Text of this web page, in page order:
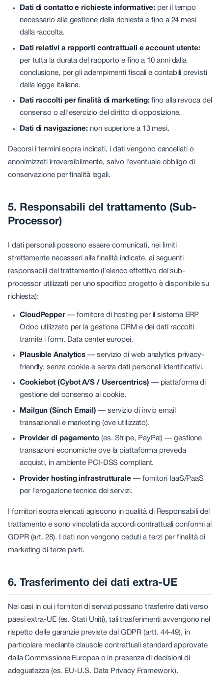
Dati di contatto e richieste informative: per il tempo
necessario alla gestione della richiesta e fino a 24 mesi
dalla raccolta.
Dati relativi a rapporti contrattuali e account utente:
per tutta la durata del rapporto e fino a 10 anni dalla
conclusione, per gli adempimenti fiscali e contabili previsti
dalla legge italiana.
Dati raccolti per finalità di marketing: fino alla revoca del
consenso o all'esercizio del diritto di opposizione.
Dati di navigazione: non superiore a 13 mesi.
Decorsi i termini sopra indicati, i dati vengono cancellati o
anonimizzati irreversibilmente, salvo l'eventuale obbligo di
conservazione per finalità legali.
5. Responsabili del trattamento (Sub-
Processor)
I dati personali possono essere comunicati, nei limiti
strettamente necessari alle finalità indicate, ai seguenti
responsabili del trattamento (l'elenco effettivo dei sub-
processor utilizzati per uno specifico progetto è disponibile su
richiesta):
CloudPepper — fornitore di hosting per il sistema ERP
Odoo utilizzato per la gestione CRM e dei dati raccolti
tramite i form. Data center europei.
Plausible Analytics —servizio di web analytics privacy-
friendly, senza cookie e senza dati personali identificativi.
Cookiebot (Cybot A/S / Usercentrics) — piattaforma di
gestione del consenso ai cookie.
Mailgun (Sinch Email) — servizio di invio email
transazionali e marketing (ove utilizzato).
Provider di pagamento (es. Stripe, PayPal) — gestione
transazioni economiche ove la piattaforma preveda
acquisti, in ambiente PCI-DSS compliant.
Provider hosting infrastrutturale — fornitori IaaS/PaaS
per l'erogazione tecnica dei servizi.
I fornitori sopra elencati agiscono in qualità di Responsabili del
trattamento e sono vincolati da accordi contrattuali conformi al
GDPR (art. 28). I dati non vengono ceduti a terzi per finalità di
marketing di terze parti.
6. Trasferimento dei dati extra-UE
Nei casi in cui i fornitori di servizi possano trasferire dati verso
paesi extra-UE (es. Stati Uniti), tali trasferimenti avvengono nel
rispetto delle garanzie previste dal GDPR (artt. 44-49), in
particolare mediante clausole contrattuali standard approvate
dalla Commissione Europea o in presenza di decisioni di
adeguatezza (es. EU-U.S. Data Privacy Framework).